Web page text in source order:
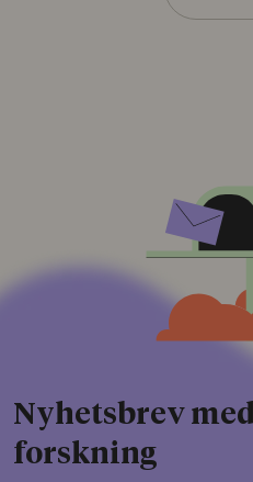
Nyhetsbrev
forskning